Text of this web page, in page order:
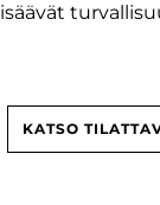
KATSO